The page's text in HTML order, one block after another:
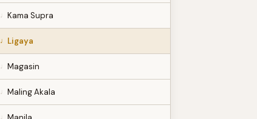
Kama Supra
Ligaya
Magasin
Maling Akala